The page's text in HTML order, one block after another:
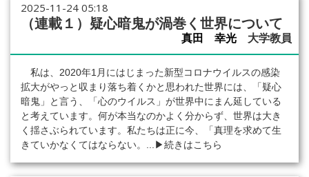
2025-11-24 05:18
（連載１）疑心暗鬼が渦巻く世界について
真田 幸光 大学教員
私は、2020年1月にはじまった新型コロナウイルスの感染
拡大がやっと収まり落ち着くかと思われた世界には、「疑心
暗鬼」と言う、「心のウイルス」が世界中にまん延している
と考えています。何が本当なのかよく分からず、世界は大き
く揺さぶられています。私たちは正に今、「真理を求めて生
きていかなくてはならない。...
▶続きはこちら